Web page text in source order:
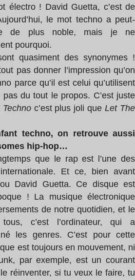
électro ! David Guetta, c’est de
le mot techno a peut-
de plus noble, mais je ne
pourquoi.
quasiment des synonymes !
pas donner l’impression qu’on
parce qu’il est celui qu’utilisent
pas du tout le propos. C’est juste
c’est plus joli queLet The
techno, on retrouve aussi
hip-hop…
que le rap est l’une des
Et ce, bien avant
David Guetta. Ce disque est
! La musique électronique
de notre quotidien, et le
c’est l’ordinateur, qui a
les genres. C’est pour cette
est toujours en mouvement, ni
par exemple, est un courant
réinventer, si tu veux le faire, tu